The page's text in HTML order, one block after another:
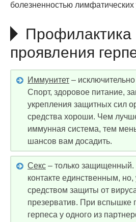
болезненностью лимфатических
Профилактика
проявления
Иммунитет –
Спорт, здоровое питание,
укрепления защитных сил
средства хороши. Чем
иммунная система, тем
шансов вам досадить.
Секс – только
контакте единственным,
средством защиты от
презерватив. При вспышке
герпеса у одного из